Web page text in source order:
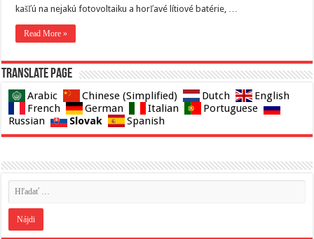
kašľú na nejakú fotovoltaiku a horľavé lítiové batérie, …
Read More »
Translate page
Arabic Chinese (Simplified) Dutch
English
French
German Italian
Portuguese
Russian
Slovak Spanish